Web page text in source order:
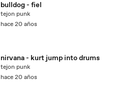
bulldog - fiel
tejon punk
hace 20 años
nirvana - kurt jump into drums
tejon punk
hace 20 años